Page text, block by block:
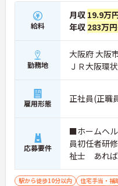
給料
月収 19.9万
年収 283万
勤務地
大阪府 大阪
ＪＲ大阪環
雇用形態 正社員(正職
応募要件
■ホームヘ
員初任者研
祉士 あれ
あれば尚可
駅から徒歩10分以内 住宅手当・補